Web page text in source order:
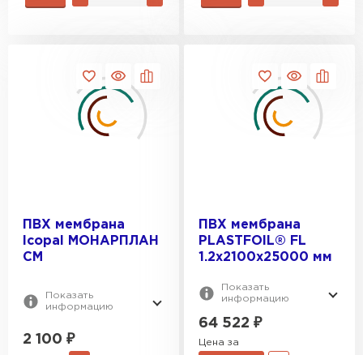
ПВХ мембрана
Icopal МОНАРПЛАН
CM
Показать
информацию
2 100 ₽
ПВХ мембрана
PLASTFOIL® FL
1.2х2100х25000 мм
Показать
информацию
64 522 ₽
Цена за